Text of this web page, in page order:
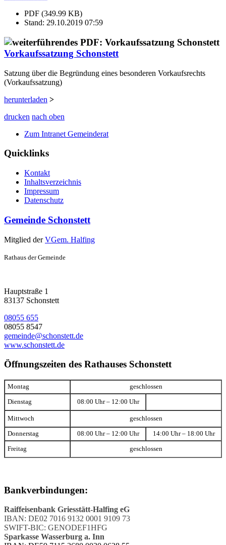
PDF (349.99 KB)
Stand: 29.10.2019 07:59
Vorkaufssatzung Schonstett
Satzung über die Begründung eines besonderen Vorkaufsrechts
(Vorkaufssatzung)
herunterladen >
drucken nach oben
Zum Intranet Gemeinderat
Quicklinks
Kontakt
Inhaltsverzeichnis
Impressum
Datenschutz
Gemeinde Schonstett
Mitglied derVGem. Halfing
Rathaus der Gemeinde
Hauptstraße 1
83137 Schonstett
08055 655
08055 8547
gemeinde@schonstett.de
www.schonstett.de
Öffnungszeiten des Rathauses Schonstett
Montag geschlossen
Dienstag 08:00 Uhr – 12:00 Uhr
Mittwoch geschlossen
Donnerstag 08:00 Uhr – 12:00 Uhr 14:00 Uhr – 18:00 Uhr
Freitag geschlossen
Bankverbindungen:
Raiffeisenbank Griesstätt-Halfing eG
IBAN: DE02 7016 9132 0001 9109 73
SWIFT-BIC: GENODEF1HFG
Sparkasse Wasserburg a. Inn